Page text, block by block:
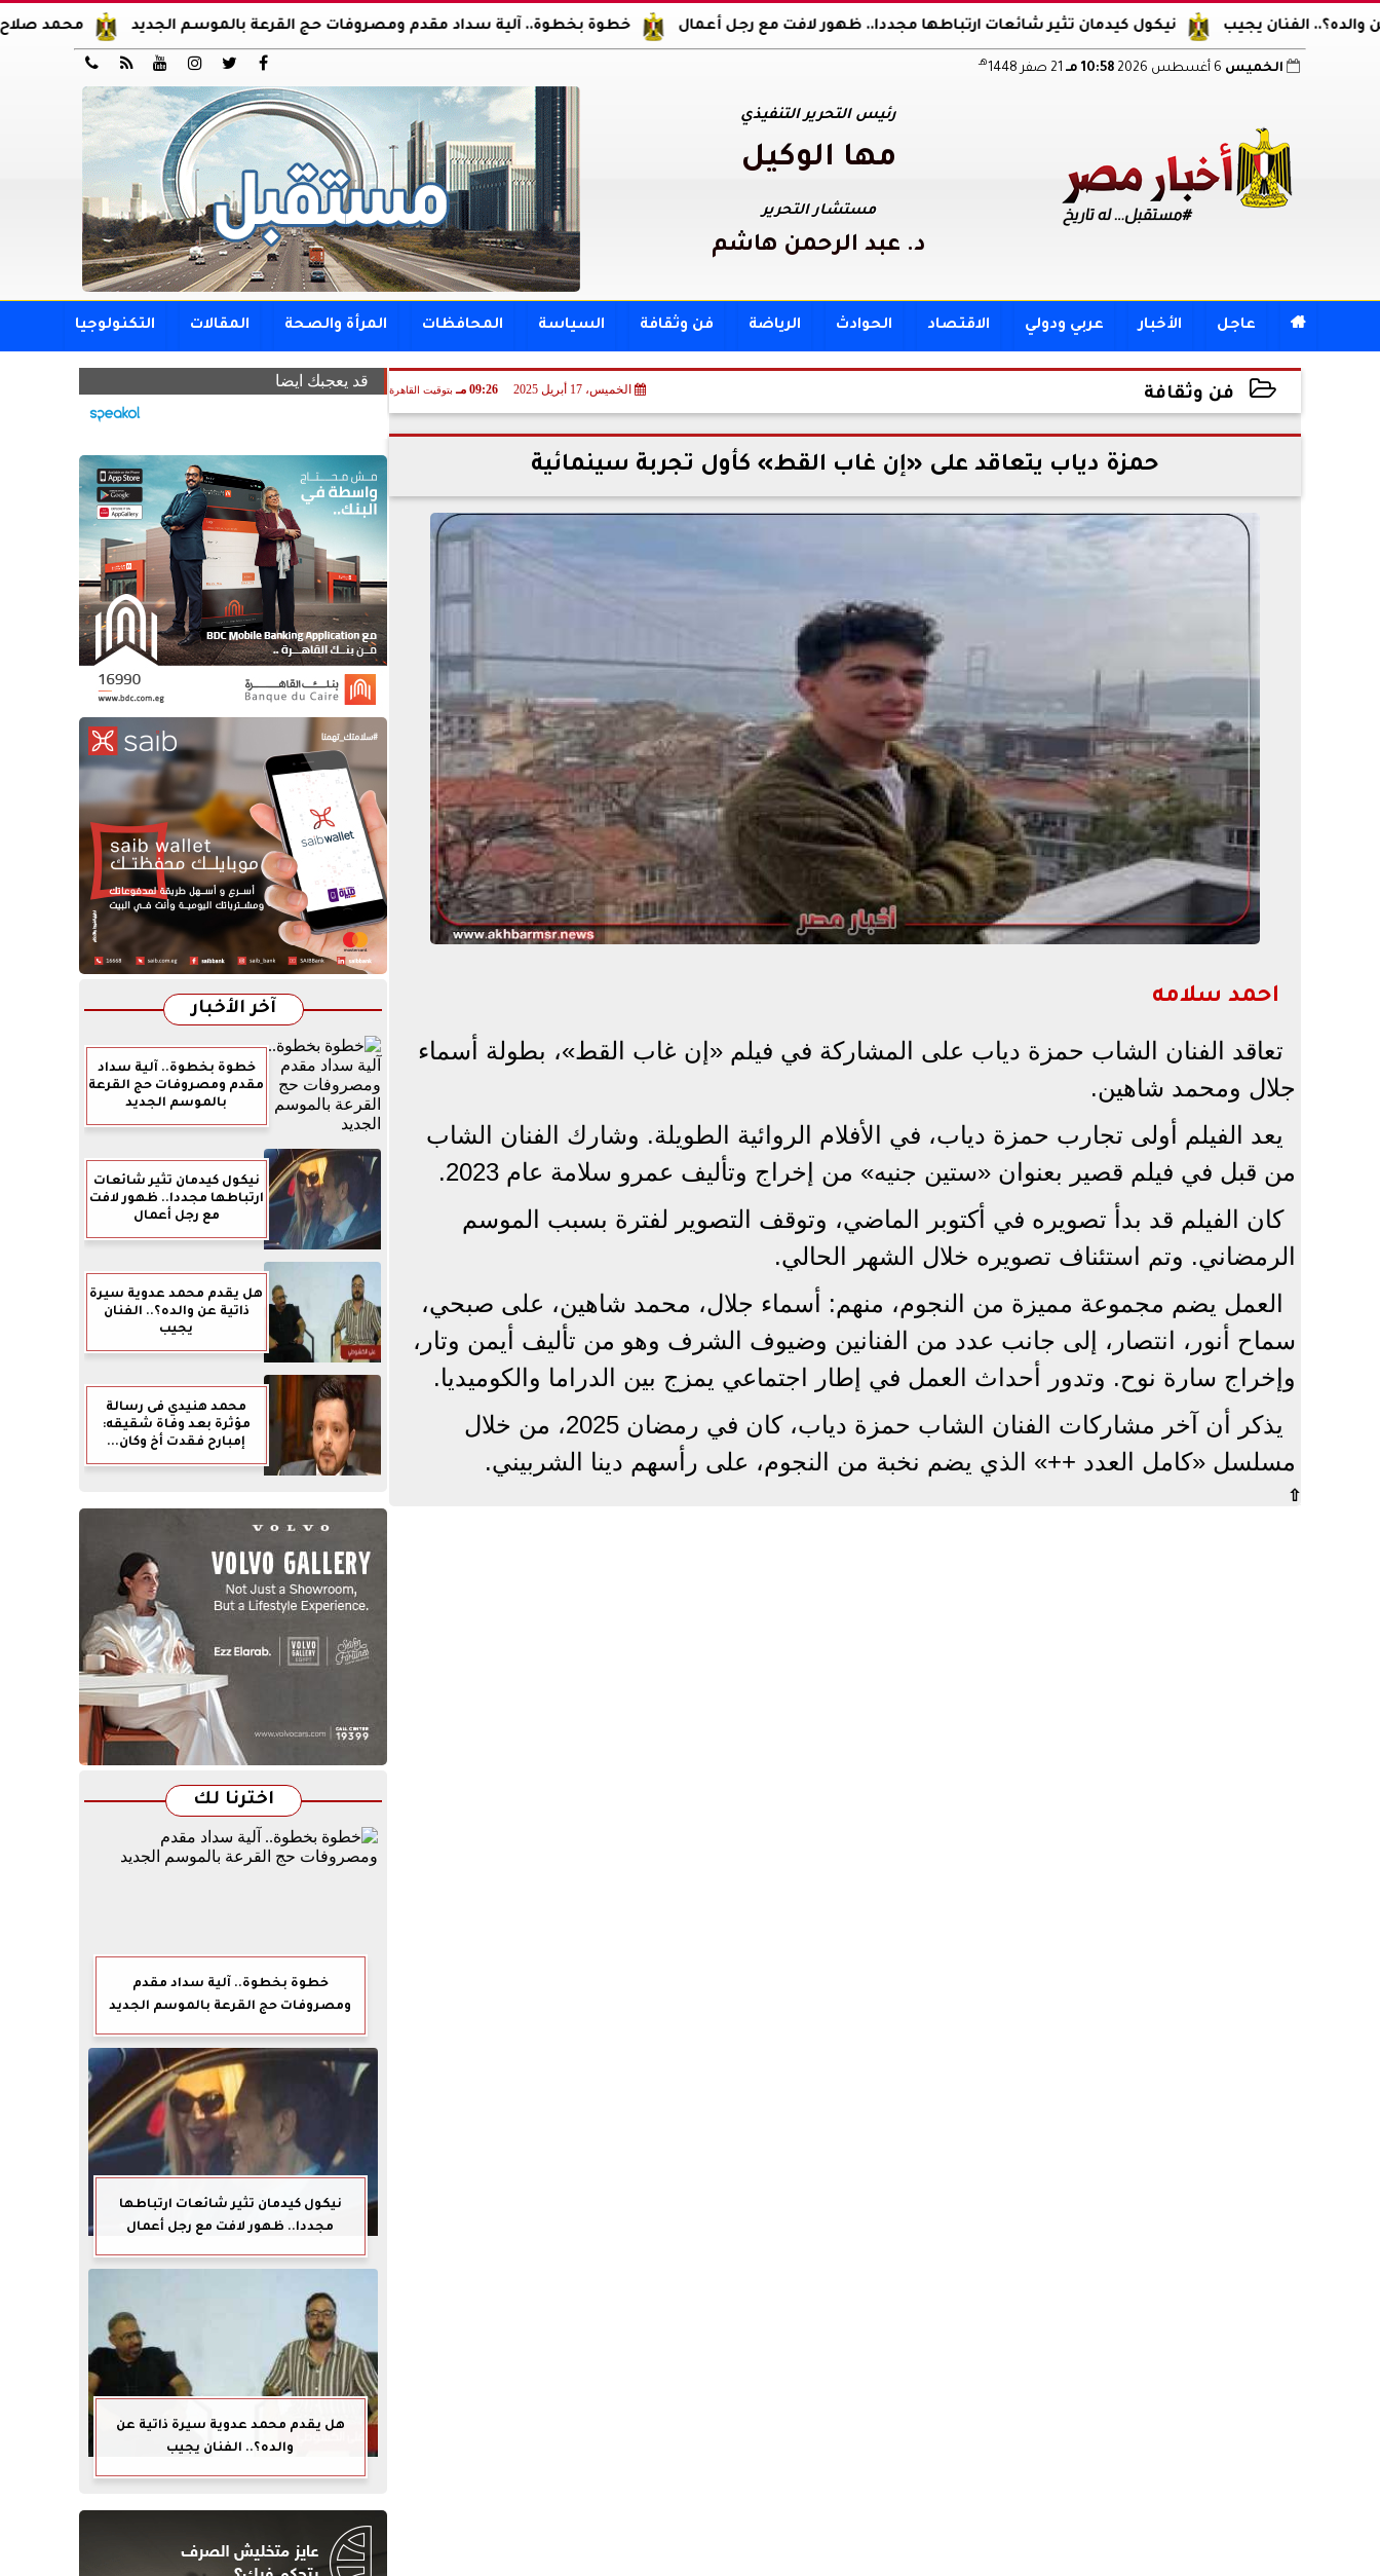
محمد صلاح يوقع عقود خطوة بخطوة.. آلية سداد مقدم ومصروفات حج القرعة بالموسم الجديد نيكول كيدمان تثير شائعات ارتباطها مجددا.. ظهور لافت مع رجل أعمال يجيب





 الخميس 10:58 مـ هـ
رئيس التحرير التنفيذي
مها الوكيل
مستشار التحرير
د. عبد الرحمن هاشم
 عاجل الأخبار عربي ودولي الاقتصاد الحوادث الرياضة فن وثقافة السياسة المحافظات المرأة والصحة المقالات التكنولوجيا
فن وثقافة الخميس، 17 أبريل 2025 09:26 مـ بتوقيت القاهرة
2025-04-17 21:26:04
حمزة دياب يتعاقد على «إن غاب القط» كأول تجربة سينمائية
احمد سلامه
تعاقد الفنان الشاب حمزة دياب على المشاركة في فيلم «إن غاب القط»، بطولة أسماء
جلال ومحمد شاهين.
يعد الفيلم أولى تجارب حمزة دياب، في الأفلام الروائية الطويلة. وشارك الفنان الشاب
من قبل في فيلم قصير بعنوان «ستين جنيه» من إخراج وتأليف عمرو سلامة عام 2023.
كان الفيلم قد بدأ تصويره في أكتوبر الماضي، وتوقف التصوير لفترة بسبب الموسم
الرمضاني. وتم استئناف تصويره خلال الشهر الحالي.
العمل يضم مجموعة مميزة من النجوم، منهم: أسماء جلال، محمد شاهين، على صبحي،
سماح أنور، انتصار، إلى جانب عدد من الفنانين وضيوف الشرف وهو من تأليف أيمن وتار،
وإخراج سارة نوح. وتدور أحداث العمل في إطار اجتماعي يمزج بين الدراما والكوميديا.
يذكر أن آخر مشاركات الفنان الشاب حمزة دياب، كان في رمضان 2025، من خلال
مسلسل «كامل العدد ++» الذي يضم نخبة من النجوم، على رأسهم دينا الشربيني.
⇧
قد يعجبك ايضا
آخر الأخبار
خطوة بخطوة.. آلية سداد
مقدم ومصروفات حج القرعة
بالموسم الجديد
نيكول كيدمان تثير شائعات
ارتباطها مجددا.. ظهور لافت
مع رجل أعمال
هل يقدم محمد عدوية سيرة
ذاتية عن والده؟.. الفنان
يجيب
محمد هنيدي فى رسالة
مؤثرة بعد وفاة شقيقه:
إمبارح فقدت أخ وكان...
اخترنا لك
خطوة بخطوة.. آلية سداد مقدم
ومصروفات حج القرعة بالموسم الجديد
نيكول كيدمان تثير شائعات ارتباطها
مجددا.. ظهور لافت مع رجل أعمال
هل يقدم محمد عدوية سيرة ذاتية عن
والده؟.. الفنان يجيب